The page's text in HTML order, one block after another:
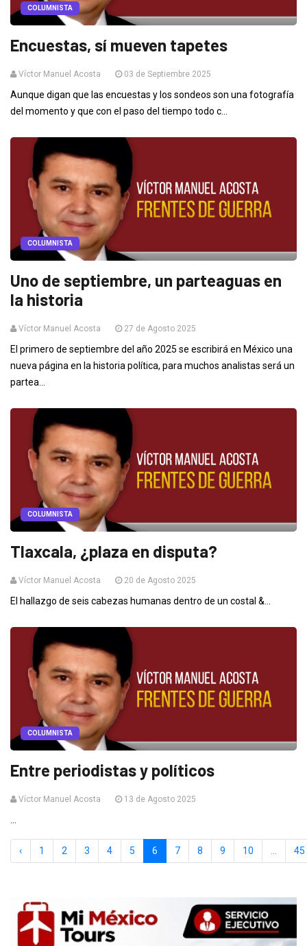
COLUMNISTA
Encuestas, sí mueven tapetes
Víctor Manuel Acosta 03 de Septiembre 2025
Aunque digan que las encuestas y los sondeos son una fotografía
del momento y que con el paso del tiempo todo c...
COLUMNISTA
Uno de septiembre, un parteaguas en
la historia
Víctor Manuel Acosta 27 de Agosto 2025
El primero de septiembre del año 2025 se escribirá en México una
nueva página en la historia política, para muchos analistas será un
partea...
COLUMNISTA
Tlaxcala, ¿plaza en disputa?
Víctor Manuel Acosta 20 de Agosto 2025
El hallazgo de seis cabezas humanas dentro de un costal &...
COLUMNISTA
Entre periodistas y políticos
Víctor Manuel Acosta 13 de Agosto 2025
‹ 1 2 3 4 5 6 7 8 9 10 45